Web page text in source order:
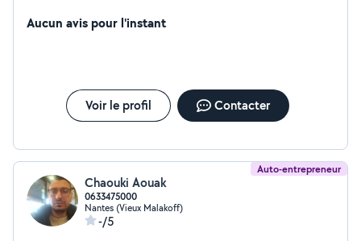
Aucun avis pour l'instant
Voir le profil Contacter
Auto-entrepreneur
Chaouki Aouak
0633475000
Nantes (Vieux Malakoff)
-/5